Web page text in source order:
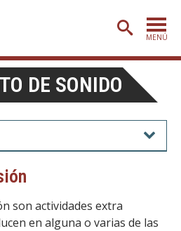
MENÚ
PORTADA
BÁSICA
DE SONIDO
son actividades extra
en alguna o varias de las